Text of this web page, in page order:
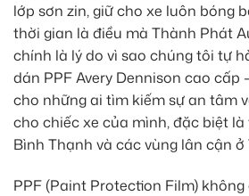
lớp sơn zin, giữ cho xe luôn bóng
thời gian là điều mà Thành Phát
chính là lý do vì sao chúng tôi tự
dán PPF Avery Dennison cao cấp
cho những ai tìm kiếm sự an tâm
cho chiếc xe của mình, đặc biệt
Bình Thạnh và các vùng lân cận ở
PPF (Paint Protection Film)